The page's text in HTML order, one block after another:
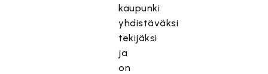
kaupunki
yhdistäväksi
tekijäksi
ja
on